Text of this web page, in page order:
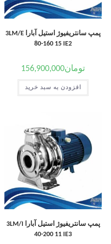
پمپ سانتریفیوژ استیل آبارا 3LM/E
80-160 15 IE2
تومان156,900,000
افزودن به سبد خرید
پمپ سانتریفیوژ استیل آبارا 3LM/I
40-200 11 IE3